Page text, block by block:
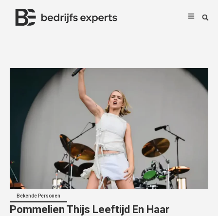
Bekende Personen
Pommelien Thijs Leeftijd En Haar